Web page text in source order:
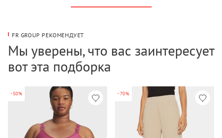
FR GROUP РЕКОМЕНДУЕТ
Мы уверены, что вас заинтересует
вот эта подборка
-50% -70%